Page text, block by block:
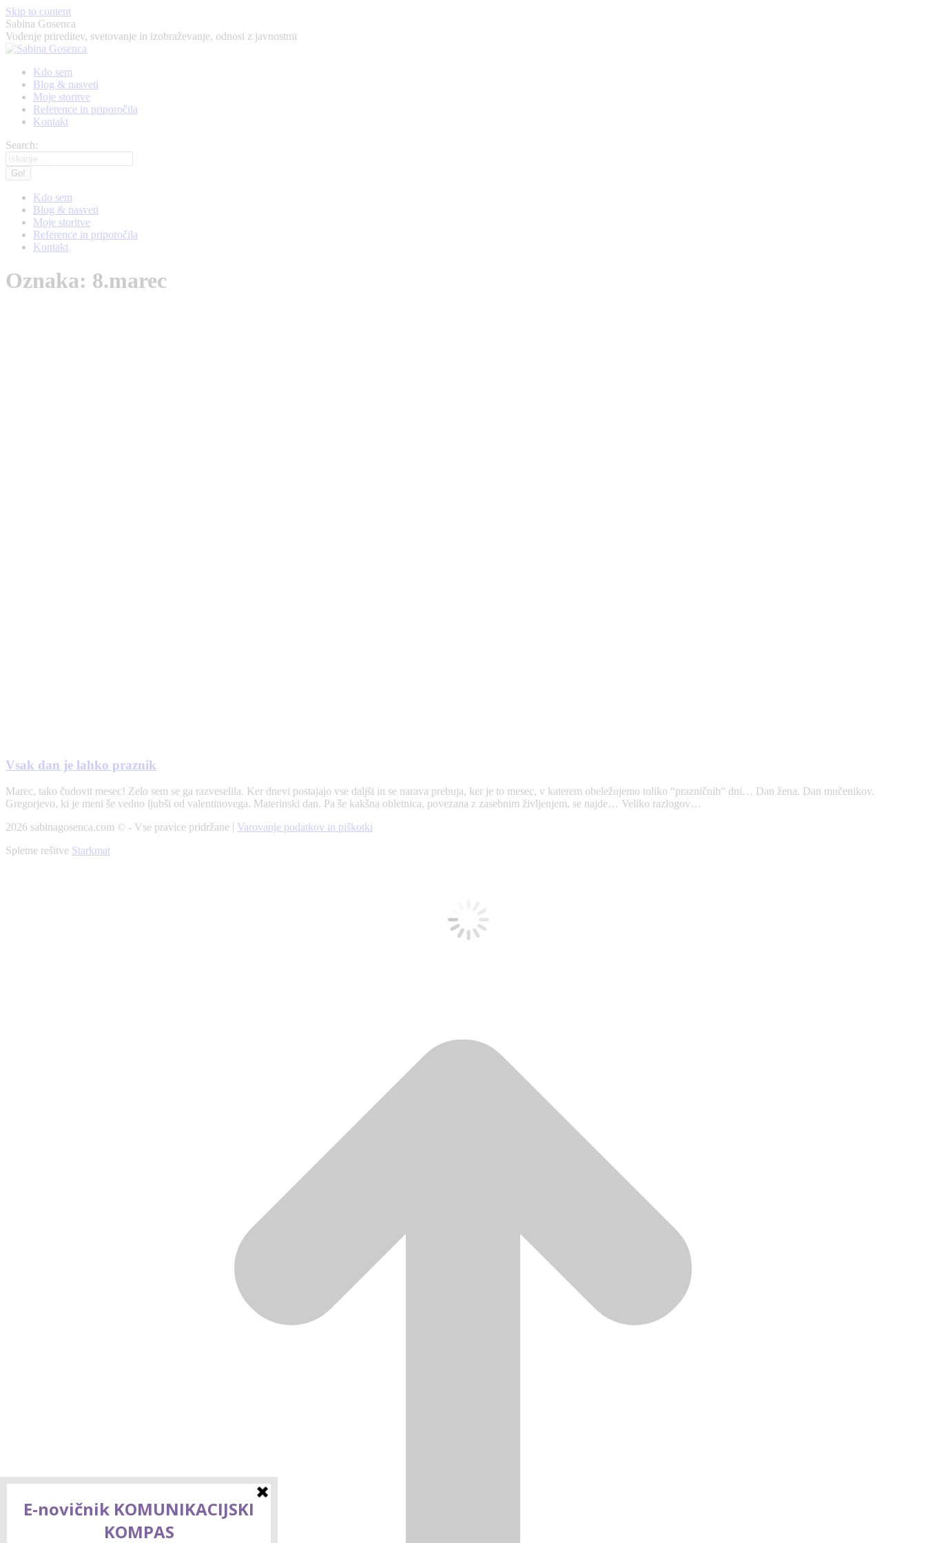
Skip to content
Sabina Gosenca
Vodenje prireditev, svetovanje in izobraževanje, odnosi z javnostmi
Kdo sem
Blog & nasveti
Moje storitve
Reference in priporočila
Kontakt
Search:
Kdo sem
Blog & nasveti
Moje storitve
Reference in priporočila
Kontakt
Oznaka: 8.marec
Vsak dan je lahko praznik
Marec, tako čudovit mesec! Zelo sem se ga razveselila. Ker dnevi postajajo vse daljši in se narava prebuja, ker je to mesec, v katerem obeležujemo toliko “prazničnih” dni… Dan žena. Dan mučenikov.
Gregorjevo, ki je meni še vedno ljubši od valentinovega. Materinski dan. Pa še kakšna obletnica, povezana z zasebnim življenjem, se najde… Veliko razlogov…
2026 sabinagosenca.com © - Vse pravice pridržane | Varovanje podatkov in piškotki
Spletne rešitve Starkmat